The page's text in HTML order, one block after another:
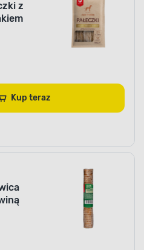
z
Kup teraz